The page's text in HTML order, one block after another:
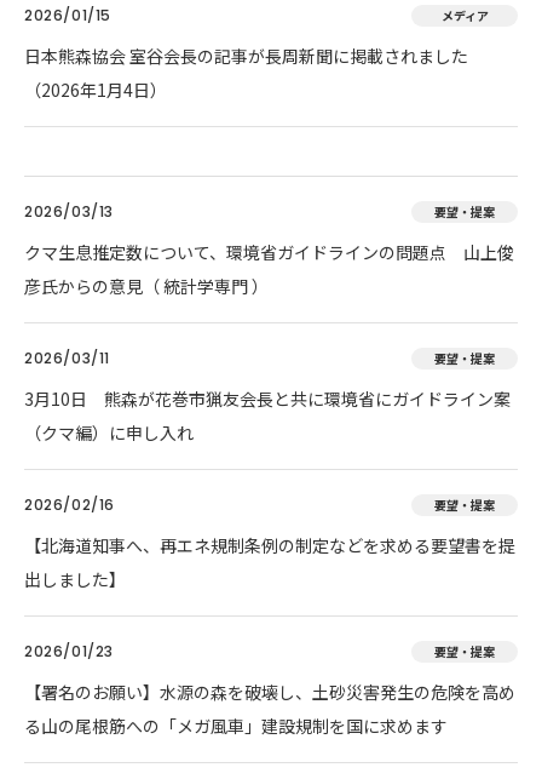
2026/01/15 メディア
日本熊森協会 室谷会長の記事が長周新聞に掲載されました
（2026年1月4日）
2026/03/13 要望・提案
クマ生息推定数について、環境省ガイドラインの問題点 山上俊
彦氏からの意見（ 統計学専門 ）
2026/03/11 要望・提案
3月10日 熊森が花巻市猟友会長と共に環境省にガイドライン案
（クマ編）に申し入れ
2026/02/16 要望・提案
【北海道知事へ、再エネ規制条例の制定などを求める要望書を提
出しました】
2026/01/23 要望・提案
【署名のお願い】水源の森を破壊し、土砂災害発生の危険を高め
る山の尾根筋への「メガ風車」建設規制を国に求めます